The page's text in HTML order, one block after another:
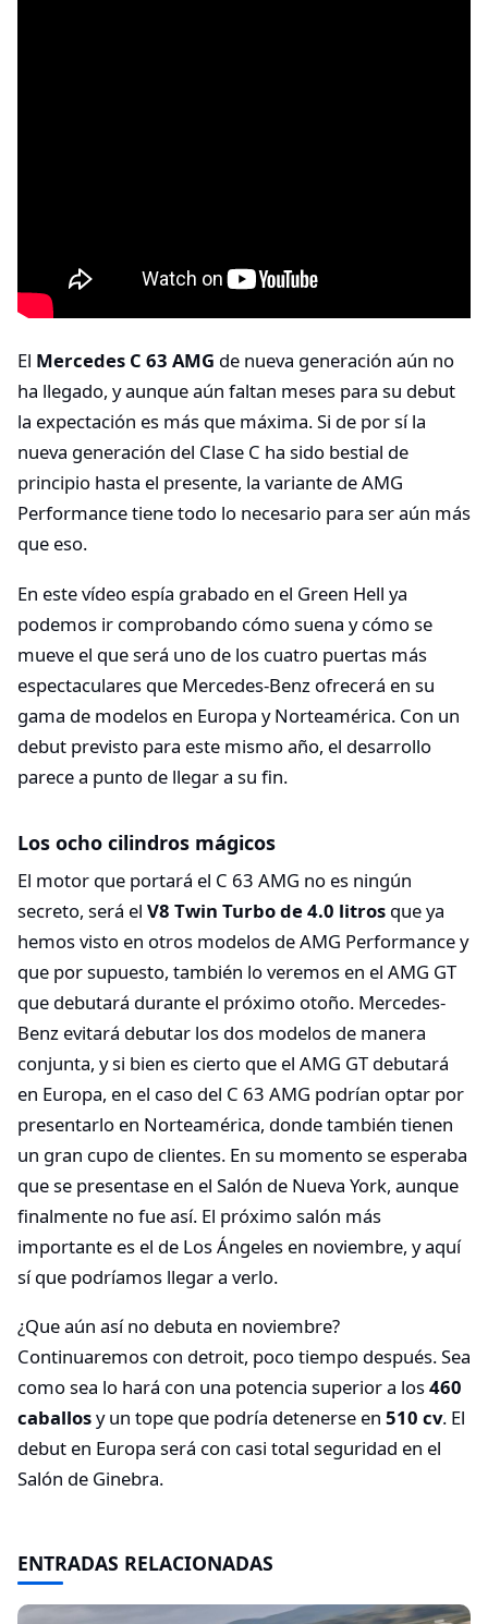
El Mercedes C 63 AMG de nueva generación aún no
ha llegado, y aunque aún faltan meses para su debut
la expectación es más que máxima. Si de por sí la
nueva generación del Clase C ha sido bestial de
principio hasta el presente, la variante de AMG
Performance tiene todo lo necesario para ser aún más
que eso.
En este vídeo espía grabado en el Green Hell ya
podemos ir comprobando cómo suena y cómo se
mueve el que será uno de los cuatro puertas más
espectaculares que Mercedes-Benz ofrecerá en su
gama de modelos en Europa y Norteamérica. Con un
debut previsto para este mismo año, el desarrollo
parece a punto de llegar a su fin.
Los ocho cilindros mágicos
El motor que portará el C 63 AMG no es ningún
secreto, será el V8 Twin Turbo de 4.0 litros que ya
hemos visto en otros modelos de AMG Performance y
que por supuesto, también lo veremos en el AMG GT
que debutará durante el próximo otoño. Mercedes-
Benz evitará debutar los dos modelos de manera
conjunta, y si bien es cierto que el AMG GT debutará
en Europa, en el caso del C 63 AMG podrían optar por
presentarlo en Norteamérica, donde también tienen
un gran cupo de clientes. En su momento se esperaba
que se presentase en el Salón de Nueva York, aunque
finalmente no fue así. El próximo salón más
importante es el de Los Ángeles en noviembre, y aquí
sí que podríamos llegar a verlo.
¿Que aún así no debuta en noviembre?
Continuaremos con detroit, poco tiempo después. Sea
como sea lo hará con una potencia superior a los460
caballosy un tope que podría detenerse en 510 cv. El
debut en Europa será con casi total seguridad en el
Salón de Ginebra.
ENTRADAS RELACIONADAS